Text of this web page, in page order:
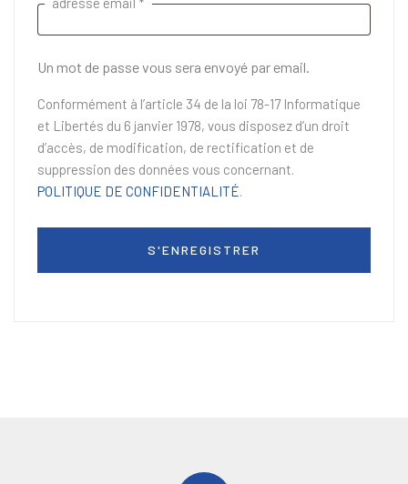
Un mot de passe vous sera envoyé par email.
Conformément à l’article 34 de la loi 78-17 Informatique
et Libertés du 6 janvier 1978, vous disposez d’un droit
d’accès, de modification, de rectification et de
suppression des données vous concernant.
POLITIQUE DE CONFIDENTIALITÉ.
S'ENREGISTRER